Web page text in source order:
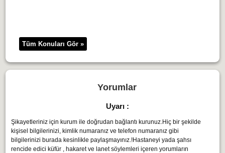
Tüm Konuları Gör »
Yorumlar
Uyarı :
Şikayetleriniz için kurum ile doğrudan bağlantı kurunuz.Hiç bir şekilde
kişisel bilgilerinizi, kimlik numaranız ve telefon numaranız gibi
bilgilerinizi burada kesinlikle paylaşmayınız.!Hastaneyi yada şahsı
rencide edici küfür , hakaret ve lanet söylemleri içeren yorumların